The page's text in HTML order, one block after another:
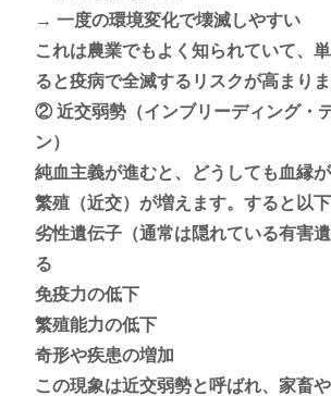
→ 一度の環境変化で壊滅しやすい
これは農業でもよく知られていて、
ると疫病で全滅するリスクが高まりま
② 近交弱勢（インブリーディング・
ン）
純血主義が進むと、どうしても血縁
繁殖（近交）が増えます。すると以下
劣性遺伝子（通常は隠れている有害
る
免疫力の低下
繁殖能力の低下
奇形や疾患の増加
この現象は近交弱勢と呼ばれ、家畜